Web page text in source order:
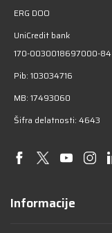
ERG DOO
UniCredit bank
170-0030018697000-84
Pib: 103034716
MB: 17493060
Šifra delatnosti: 4643
Informacije